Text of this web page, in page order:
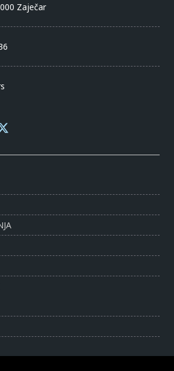
Zaječar